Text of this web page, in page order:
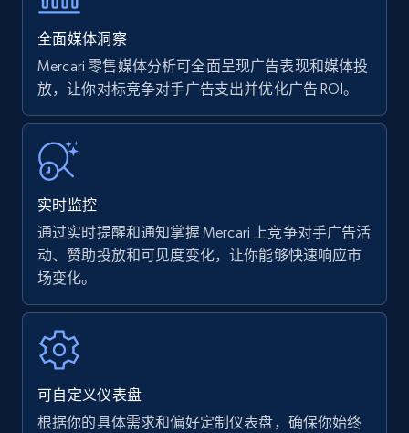
Amazon products - find products by using
Title, Seller name, Brand, Description, Initial
price, Currency, Availability, Reviews count, and
more.
35.3K+ 5.7K+ 立即开始
Amazon Reviews
URL, Product name, Product rating, Product
rating object, Product rating max, Rating,
Author name, Asin, and more.
全面媒体洞察
Mercari 零售媒体分析可全面呈现广告表现和媒体投
放，让你对标竞争对手广告支出并优化广告 ROI。
实时监控
通过实时提醒和通知掌握 Mercari 上竞争对手广告活
动、赞助投放和可见度变化，让你能够快速响应市
场变化。
可自定义仪表盘
根据你的具体需求和偏好定制仪表盘，确保你始终